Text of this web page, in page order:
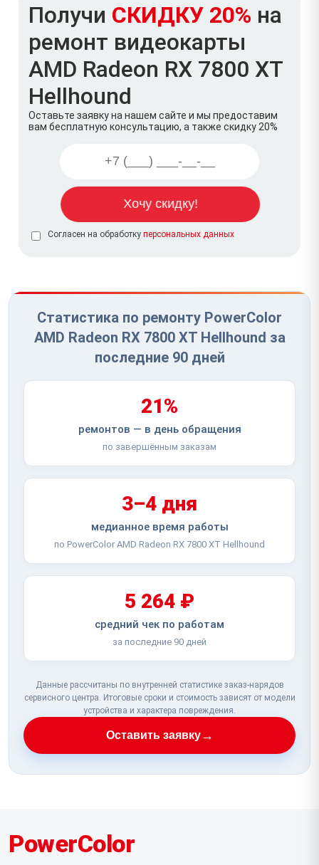
Получи СКИДКУ 20% на
ремонт видеокарты
AMD Radeon RX 7800 XT
Hellhound
Оставьте заявку на нашем сайте и мы предоставим
вам бесплатную консультацию, а также скидку 20%
Согласен на обработку персональных данных
Статистика по ремонту PowerColor
AMD Radeon RX 7800 XT Hellhound за
последние 90 дней
21%
ремонтов — в день обращения
по завершённым заказам
3–4 дня
медианное время работы
по PowerColor AMD Radeon RX 7800 XT Hellhound
5 264 ₽
средний чек по работам
за последние 90 дней
Данные рассчитаны по внутренней статистике заказ-нарядов
сервисного центра. Итоговые сроки и стоимость зависят от модели
устройства и характера повреждения.
Оставить заявку→
PowerColor